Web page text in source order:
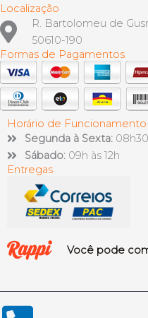
Localização
R. Bartolomeu de
50610-190
Formas de Pagamentos
Horário de Funcionamento
Segunda à Sexta: 08h30
Sábado: 09h às 12h
Entregas
Você pode